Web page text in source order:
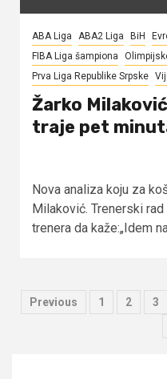
ABA Liga ABA2 Liga BiH
FIBA Liga šampiona
Prva Liga Republike Srpske
Žarko
traje pet
Nova analiza koju za
Milaković. Trenerski
trenera da kaže:„Idem
Posts
Previous 1 2 3